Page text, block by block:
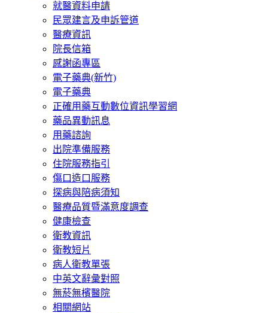
就醫資料申請
民眾建言及申訴管道
醫療資訊
院長信箱
感謝函專區
電子藥典(新竹)
電子藥典
正確用藥互動數位資訊學習網
藥品異動訊息
用藥諮詢
出院準備服務
住院服務指引
傷口造口服務
探病與陪病須知
醫療品質暨滿意度調查
健康檢查
衛教資訊
衛教短片
病人衛教單張
中英文辭彙對照
無菸無檳醫院
相關網站